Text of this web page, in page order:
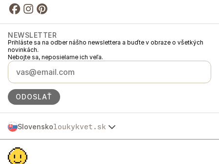
NEWSLETTER
Prihláste sa na odber nášho newslettera a buďte v obraze o všetkých
novinkách.
Nebojte sa, neposielame ich veľa.
ODOSLAŤ
Slovenskoloukykvet.sk
Česko
Polska
Österreich
Spoločnosť Loukykvět s.r.o. je zapísaná v Obchodnom registri
Mestského súdu v Prahe, oddiel C, vložka 268616.